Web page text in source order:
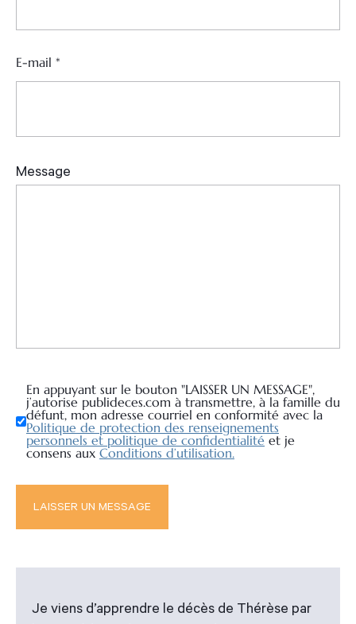
En appuyant sur le bouton "LAISSER UN MESSAGE",
j’autorise publideces.com à transmettre, à la famille du
défunt, mon adresse courriel en conformité avec la
Politique de protection des renseignements
personnels et politique de confidentialité et je
consens aux Conditions d’utilisation.
E-mail *
Je viens d’apprendre le décès de Thérèse par